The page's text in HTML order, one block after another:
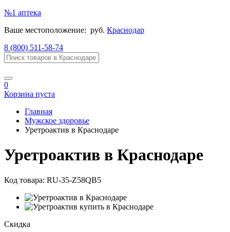
№1 аптека
Ваше местоположение: руб. Краснодар
8 (800) 511-58-74
0
Корзина пуста
Главная
Мужское здоровье
Уретроактив в Краснодаре
Уретроактив в Краснодаре
Код товара: RU-35-Z58QB5
Скидка